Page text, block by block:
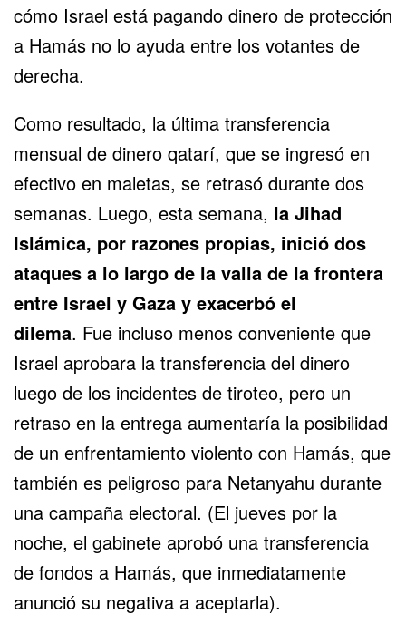
cómo Israel está pagando dinero de protección
a Hamás no lo ayuda entre los votantes de
derecha.
Como resultado, la última transferencia
mensual de dinero qatarí, que se ingresó en
efectivo en maletas, se retrasó durante dos
semanas. Luego, esta semana, la Jihad
Islámica, por razones propias, inició dos
ataques a lo largo de la valla de la frontera
entre Israel y Gaza y exacerbó el
dilema. Fue incluso menos conveniente que
Israel aprobara la transferencia del dinero
luego de los incidentes de tiroteo, pero un
retraso en la entrega aumentaría la posibilidad
de un enfrentamiento violento con Hamás, que
también es peligroso para Netanyahu durante
una campaña electoral. (El jueves por la
noche, el gabinete aprobó una transferencia
de fondos a Hamás, que inmediatamente
anunció su negativa a aceptarla).